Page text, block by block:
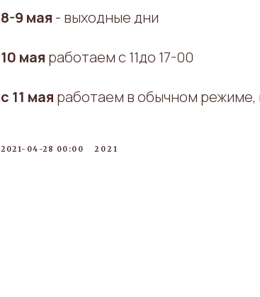
8-9 мая - выходные дни
10 мая работаем с 11до 17-00
с 11 мая работаем в обычном режиме,
2021-04-28 00:00 2021